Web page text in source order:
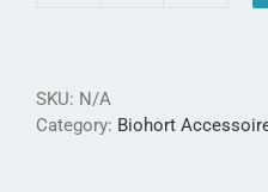
quantity
SKU: N/A
Category: Biohort